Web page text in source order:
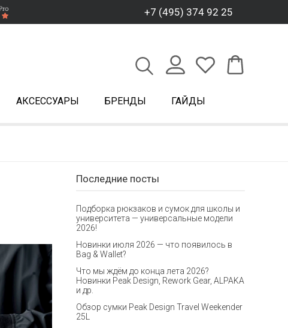
+7 (495) 374 92 25
АКСЕССУАРЫ БРЕНДЫ ГАЙДЫ
Последние посты
Подборка рюкзаков и сумок для школы и
университета — универсальные модели
2026!
Новинки июля 2026 — что появилось в
Bag & Wallet?
Что мы ждём до конца лета 2026?
Новинки Peak Design, Rework Gear, ALPAKA
и др.
Обзор сумки Peak Design Travel Weekender
25L